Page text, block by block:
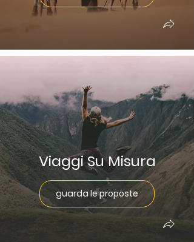
Viaggi Su Misura
guarda le proposte